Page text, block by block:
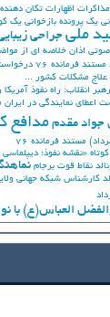
اظهارات تکان
یک پرونده بازخوانی یک
ملی جراحی
اذان خلاصه ای از
مستند فرمانده 76
علاج مشکلات کشور ...
رهبر انقلاب: راه نفوذ
اعطای نمایندگی در ایران
جواد مقدم مدافع
مستند فرمانده 76
«نقشه نفوذ؛
نقاط قوت برجام
کارشناس شبکه جهانی
العباس(ع) با